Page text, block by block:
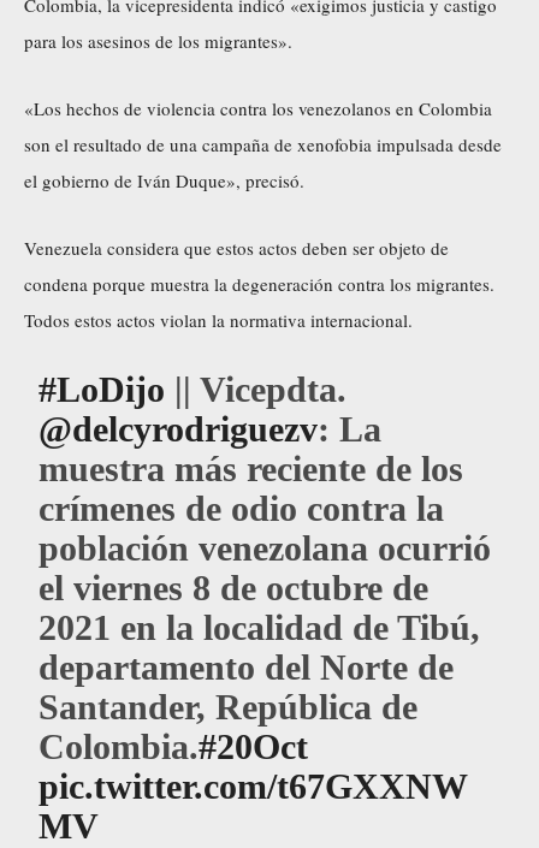
Colombia, la vicepresidenta indicó «exigimos justicia y castigo
para los asesinos de los migrantes».
«Los hechos de violencia contra los venezolanos en Colombia
son el resultado de una campaña de xenofobia impulsada desde
el gobierno de Iván Duque», precisó.
Venezuela considera que estos actos deben ser objeto de
condena porque muestra la degeneración contra los migrantes.
Todos estos actos violan la normativa internacional.
#LoDijo || Vicepdta.
@delcyrodriguezv: La
muestra más reciente de los
crímenes de odio contra la
población venezolana ocurrió
el viernes 8 de octubre de
2021 en la localidad de Tibú,
departamento del Norte de
Santander, República de
Colombia.#20Oct
pic.twitter.com/t67GXXNW
MV